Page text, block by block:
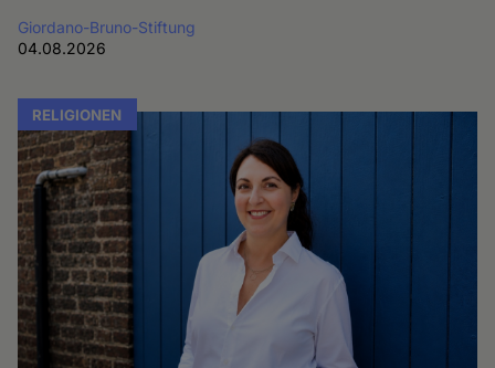
Giordano-Bruno-Stiftung
04.08.2026
RELIGIONEN